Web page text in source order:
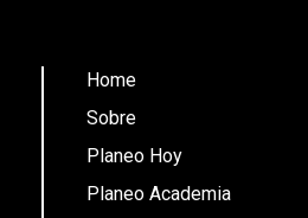
Home
Sobre
Planeo Hoy
Planeo Academia